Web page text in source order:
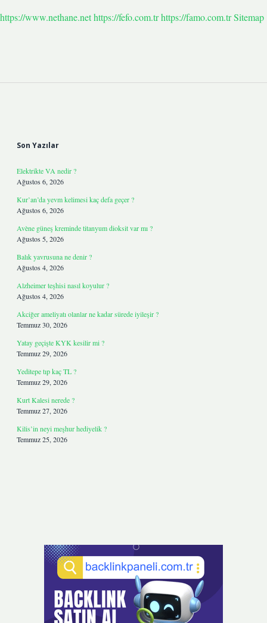
https://www.nethane.nethttps://fefo.com.trhttps://famo.com.trSitemap
Son Yazılar
Elektrikte VA nedir ?
Ağustos 6, 2026
Kur’an’da yevm kelimesi kaç defa geçer ?
Ağustos 6, 2026
Avène güneş kreminde titanyum dioksit var mı ?
Ağustos 5, 2026
Balık yavrusuna ne denir ?
Ağustos 4, 2026
Alzheimer teşhisi nasıl koyulur ?
Ağustos 4, 2026
Akciğer ameliyatı olanlar ne kadar sürede iyileşir ?
Temmuz 30, 2026
Yatay geçişte KYK kesilir mi ?
Temmuz 29, 2026
Yeditepe tıp kaç TL ?
Temmuz 29, 2026
Kurt Kalesi nerede ?
Temmuz 27, 2026
Kilis’in neyi meşhur hediyelik ?
Temmuz 25, 2026